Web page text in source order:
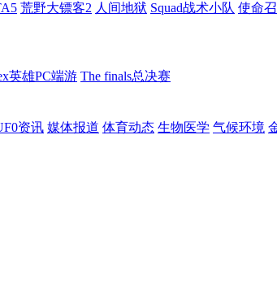
荒野大镖客2 人间地狱 Squad战术小队 使命
英雄PC端游 The finals总决赛
资讯 媒体报道 体育动态 生物医学 气候环境